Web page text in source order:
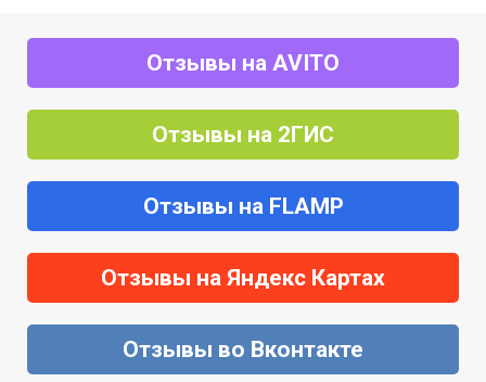
Отзывы на AVITO
Отзывы на 2ГИС
Отзывы на FLAMP
Отзывы на Яндекс Картах
Отзывы во Вконтакте